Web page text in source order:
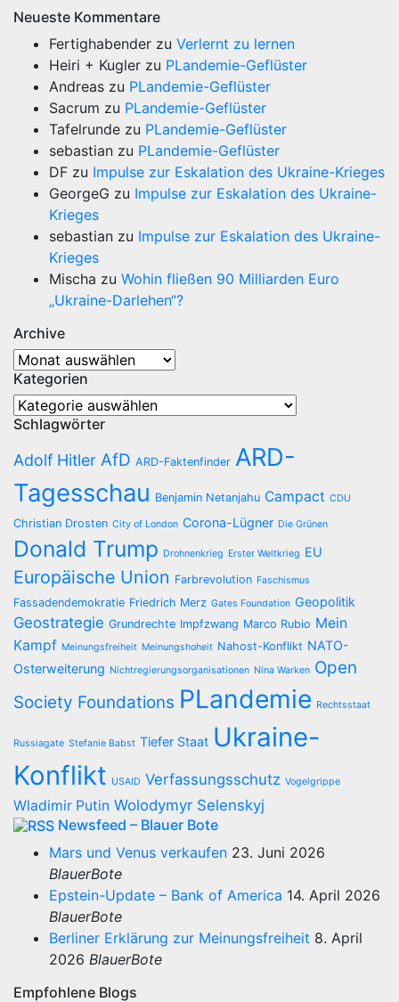
Neueste Kommentare
Fertighabender zu Verlernt zu lernen
Heiri + Kugler zu PLandemie-Geflüster
Andreas zu PLandemie-Geflüster
Sacrum zu PLandemie-Geflüster
Tafelrunde zu PLandemie-Geflüster
sebastian zu PLandemie-Geflüster
DF zu Impulse zur Eskalation des Ukraine-Krieges
GeorgeG zu Impulse zur Eskalation des Ukraine-
Krieges
sebastian zu Impulse zur Eskalation des Ukraine-
Krieges
Mischa zu Wohin fließen 90 Milliarden Euro
„Ukraine-Darlehen“?
Archive
Archive
Kategorien
Kategorien
Schlagwörter
Adolf Hitler AfD ARD-Faktenfinder ARD-
Tagesschau Benjamin Netanjahu Campact CDU
Christian Drosten City of London Corona-Lügner Die Grünen
Donald Trump Drohnenkrieg Erster Weltkrieg EU
Europäische Union Farbrevolution Faschismus
Fassadendemokratie Friedrich Merz Gates Foundation Geopolitik
Geostrategie Grundrechte Impfzwang Marco Rubio Mein
Kampf Meinungsfreiheit Meinungshoheit Nahost-Konflikt NATO-
Osterweiterung Nichtregierungsorganisationen Nina Warken Open
Society Foundations PLandemie Rechtsstaat
Russiagate Stefanie Babst Tiefer Staat Ukraine-
Konflikt USAID Verfassungsschutz Vogelgrippe
Wladimir Putin Wolodymyr Selenskyj
Newsfeed – Blauer Bote
Mars und Venus verkaufen 23. Juni 2026
BlauerBote
Epstein-Update – Bank of America 14. April 2026
BlauerBote
Berliner Erklärung zur Meinungsfreiheit 8. April
2026 BlauerBote
Empfohlene Blogs